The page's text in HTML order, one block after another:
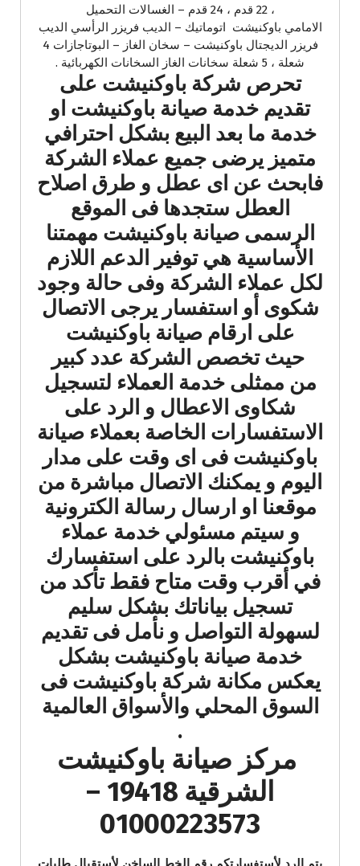
، 22 قدم ، 24 قدم – الغسالات التحميل
الامامي باوكنيشت اتوماتيك – الديب فريزر الرأسي الديب
فريزر الديجتال باوكنيشت – سخان الغاز – البوتاجازات 4
شعلة ، 5 شعلة سخانات الغاز السخانات الكهربائية .
تحرص شركة باوكنيشت على
تقديم خدمة صيانة باوكنيشت او
خدمة ما بعد البيع بشكل احترافي
متميز يرضى جميع عملاء الشركة
فابحث عن اى عطل و طرق اصلاح
العطل ستجدها فى الموقع
الرسمى صيانة باوكنيشت مهمتنا
الأساسية هي توفير الدعم اللازم
لكل عملاء الشركة وفى حالة وجود
شكوى أو استفسار يرجى الاتصال
على ارقام صيانة باوكنيشت
حيث تخصص الشركة عدد كبير
من ممثلى خدمة العملاء لتسجيل
شكاوى الاعطال و الرد على
الاستفسارات الخاصة بعملاء صيانة
باوكنيشت فى اى وقت على مدار
اليوم و يمكنك الاتصال مباشرة من
موقعنا او ارسال رسالة الكترونية
و سيتم مسئولي خدمة عملاء
باوكنيشت بالرد على استفسارك
في أقرب وقت متاح فقط تأكد من
تسجيل بياناتك بشكل سليم
لسهولة التواصل و نأمل فى تقديم
خدمة صيانة باوكنيشت بشكل
يعكس مكانة شركة باوكنيشت فى
السوق المحلي والأسواق العالمية
.
مركز صيانة باوكنيشت
الشرقية 19418 –
01000223573